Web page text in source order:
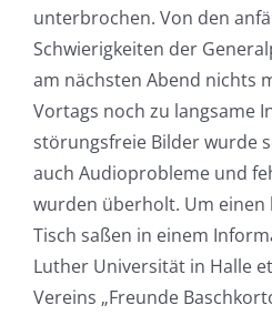
unterbrochen. Von den
Schwierigkeiten der
am nächsten Abend nichts
Vortags noch zu langsame
störungsfreie Bilder wurde
auch Audioprobleme und
wurden überholt. Um einen
Tisch saßen in einem
Luther Universität in Halle
Vereins „Freunde